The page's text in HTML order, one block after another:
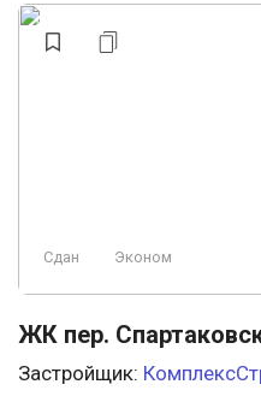
Сдан Эконом
ЖК пер.
Застройщик: